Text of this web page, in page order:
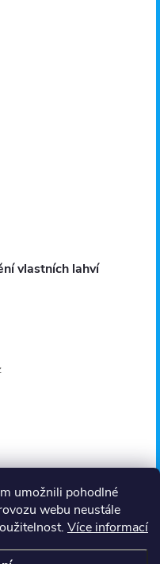
umožnili pohodlné
webu neustále
Více informací
vlastních lahví